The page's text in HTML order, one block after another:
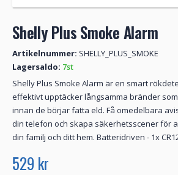
Shelly Plus Smoke Alarm
Artikelnummer: SHELLY_PLUS_SMOKE
Lagersaldo: 7st
Shelly Plus Smoke Alarm är en smart
effektivt upptäcker långsamma bränder
innan de börjar fatta eld. Få omedelbara
din telefon och skapa säkerhetsscener för
din familj och ditt hem. Batteridriven - 1x
529 kr